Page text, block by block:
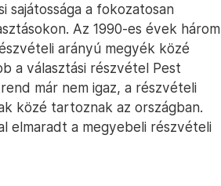
sajátossága a fokozatosan
Az 1990-es évek három
arányú megyék közé
a választási részvétel Pest
már nem igaz, a részvételi
közé tartoznak az országban.
elmaradt a megyebeli részvételi